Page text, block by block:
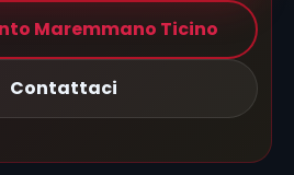
Maremmano Ticino
Contattaci